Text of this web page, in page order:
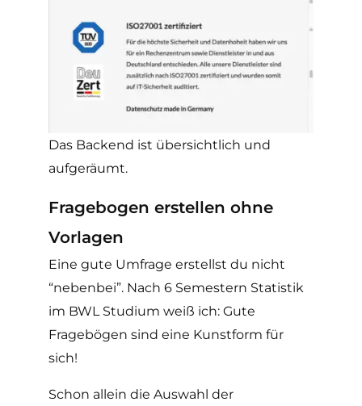
Das Backend ist übersichtlich und
aufgeräumt.
Fragebogen erstellen ohne
Vorlagen
Eine gute Umfrage erstellst du nicht
“nebenbei”. Nach 6 Semestern Statistik
im BWL Studium weiß ich: Gute
Fragebögen sind eine Kunstform für
sich!
Schon allein die Auswahl der